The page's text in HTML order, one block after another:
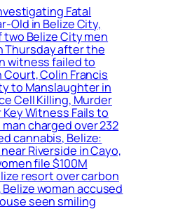
Fatal
Old in Belize City,
Belize City men
Thursday after the
witness failed to
Colin Francis
to Manslaughter in
Cell Killing, Murder
Witness Fails to
charged over 232
cannabis, Belize:
Riverside in Cayo,
file $100M
resort over carbon
woman accused
seen smiling